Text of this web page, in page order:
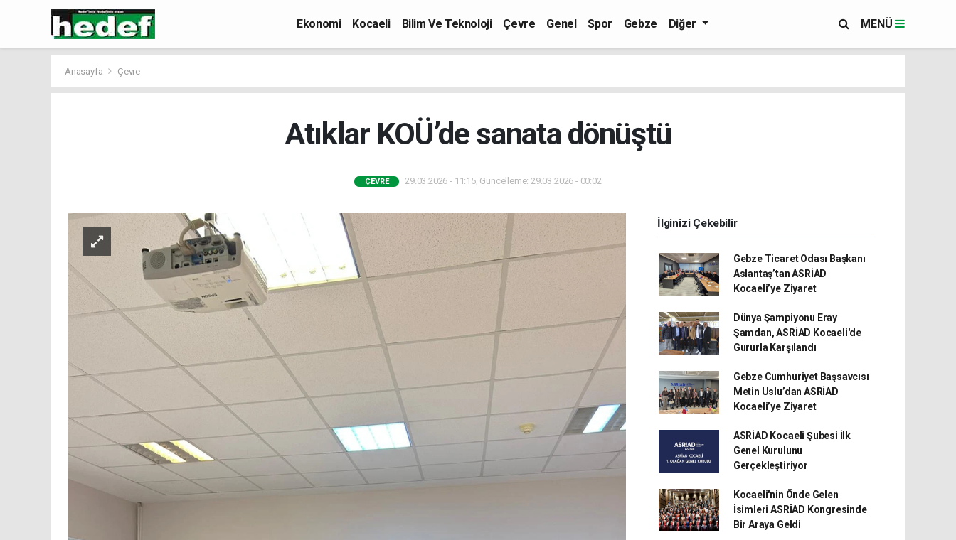
Ekonomi Kocaeli Bilim Ve Teknoloji Çevre Genel Spor Gebze Diğer MENÜ
Anasayfa Çevre
Atıklar KOÜ’de sanata dönüştü
ÇEVRE 29.03.2026 - 11:15, Güncelleme: 29.03.2026 - 00:02
İlginizi Çekebilir
Gebze Ticaret Odası Başkanı
Aslantaş’tan ASRİAD
Kocaeli’ye Ziyaret
Dünya Şampiyonu Eray
Şamdan, ASRİAD Kocaeli'de
Gururla Karşılandı
Gebze Cumhuriyet Başsavcısı
Metin Uslu’dan ASRİAD
Kocaeli’ye Ziyaret
ASRİAD Kocaeli Şubesi İlk
Genel Kurulunu
Gerçekleştiriyor
Kocaeli'nin Önde Gelen
İsimleri ASRİAD Kongresinde
Bir Araya Geldi